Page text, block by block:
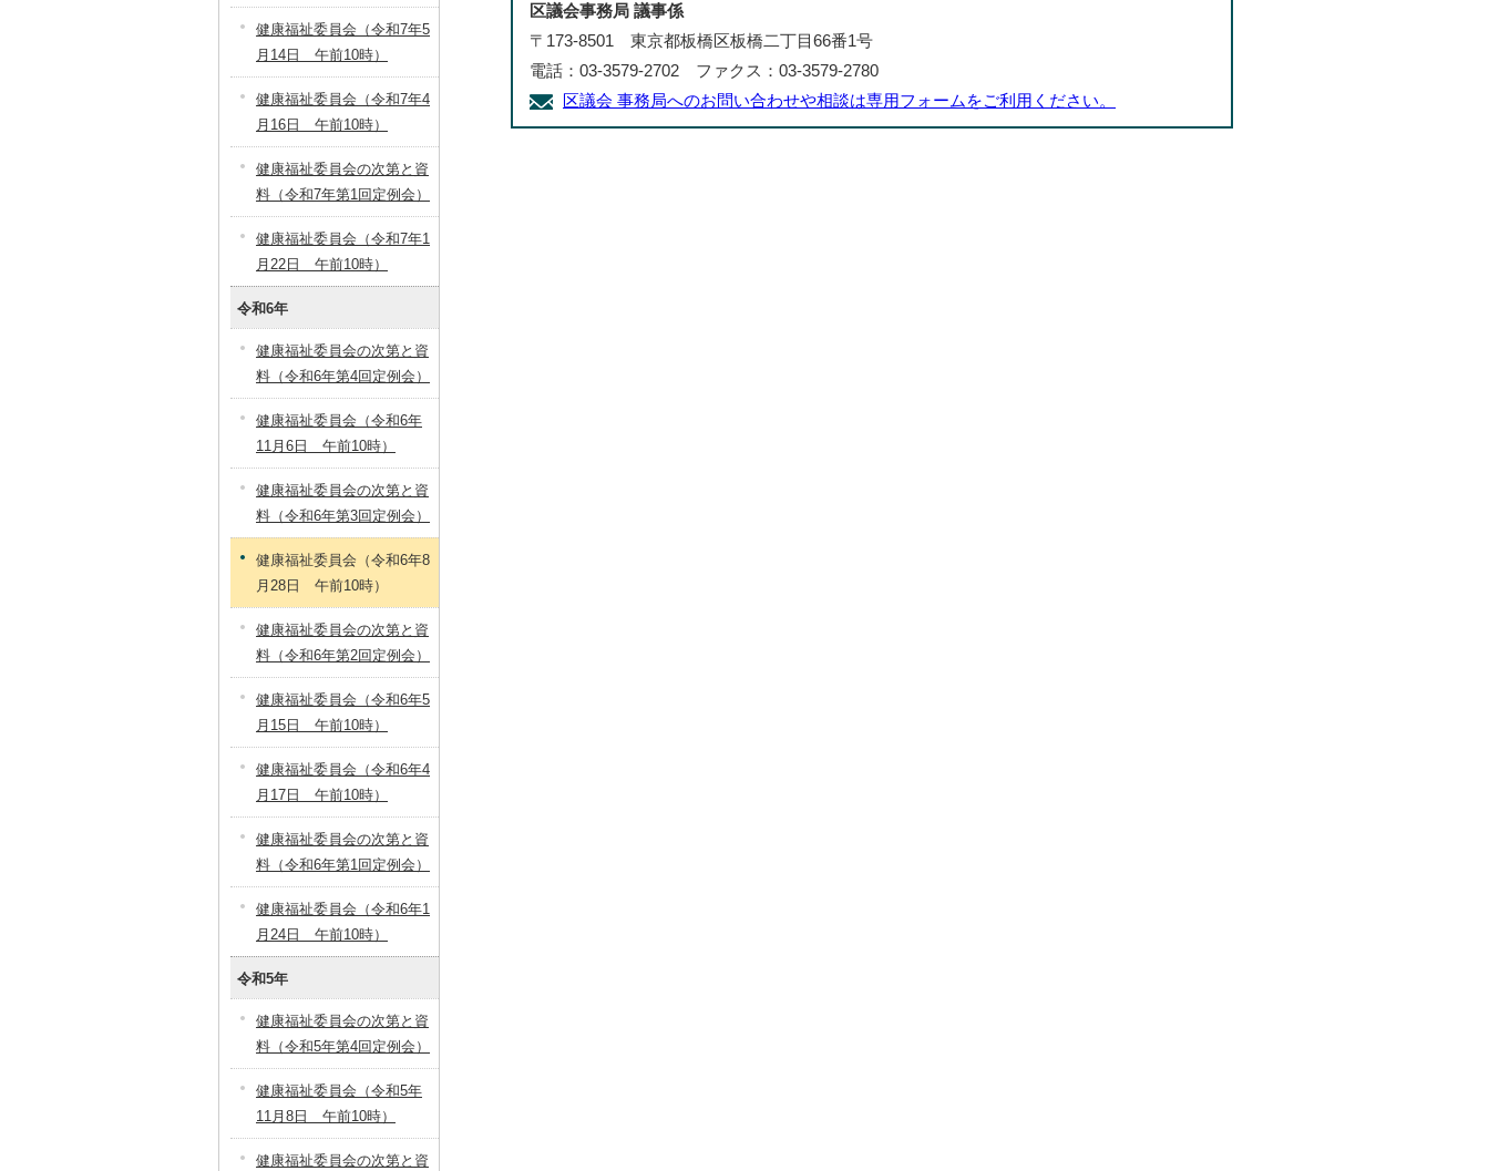
区議会事務局 議事係
〒173-8501 東京都板橋区板橋二丁目66番1号
電話：03-3579-2702 ファクス：03-3579-2780
区議会 事務局へのお問い合わせや相談は専用フォームをご利用ください。
健康福祉委員会（令和7年5
月14日 午前10時）
健康福祉委員会（令和7年4
月16日 午前10時）
健康福祉委員会の次第と資
料（令和7年第1回定例会）
健康福祉委員会（令和7年1
月22日 午前10時）
令和6年
健康福祉委員会の次第と資
料（令和6年第4回定例会）
健康福祉委員会（令和6年
11月6日 午前10時）
健康福祉委員会の次第と資
料（令和6年第3回定例会）
健康福祉委員会（令和6年8
月28日 午前10時）
健康福祉委員会の次第と資
料（令和6年第2回定例会）
健康福祉委員会（令和6年5
月15日 午前10時）
健康福祉委員会（令和6年4
月17日 午前10時）
健康福祉委員会の次第と資
料（令和6年第1回定例会）
健康福祉委員会（令和6年1
月24日 午前10時）
令和5年
健康福祉委員会の次第と資
料（令和5年第4回定例会）
健康福祉委員会（令和5年
11月8日 午前10時）
健康福祉委員会の次第と資